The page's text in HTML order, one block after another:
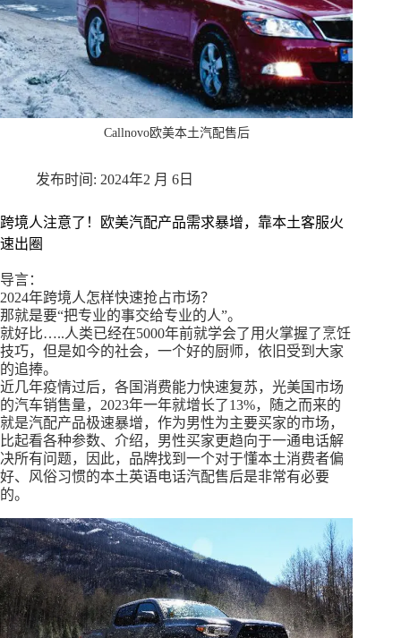
Callnovo欧美本土汽配售后
2024年2 月 6日
跨境人注意了！欧美汽配产品需求暴增，靠本土客服火
速出圈
导言：
2024年跨境人怎样快速抢占市场？
那就是要“把专业的事交给专业的人”。
就好比…..人类已经在5000年前就学会了用火掌握了烹饪
技巧，但是如今的社会，一个好的厨师，依旧受到大家
的追捧。
近几年疫情过后，各国消费能力快速复苏，光美国市场
的汽车销售量，2023年一年就增长了13%，随之而来的
就是汽配产品极速暴增，作为男性为主要买家的市场，
比起看各种参数、介绍，男性买家更趋向于一通电话解
决所有问题，因此，品牌找到一个对于懂本土消费者偏
好、风俗习惯的本土英语电话汽配售后是非常有必要
的。